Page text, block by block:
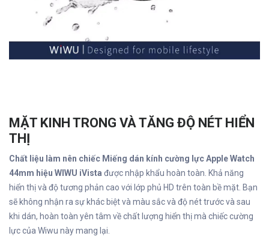
MẶT KINH TRONG VÀ TĂNG ĐỘ NÉT HIỂN
THỊ
Chất liệu làm nên chiếc Miếng dán kính cường lực Apple Watch
44mm hiệu WIWU iVista được nhập khẩu hoàn toàn. Khả năng
hiển thị và độ tương phản cao với lớp phủ HD trên toàn bề mặt. Bạn
sẽ không nhận ra sự khác biệt và màu sắc và độ nét trước và sau
khi dán, hoàn toàn yên tâm về chất lượng hiển thị mà chiếc cường
lực của Wiwu này mang lại.